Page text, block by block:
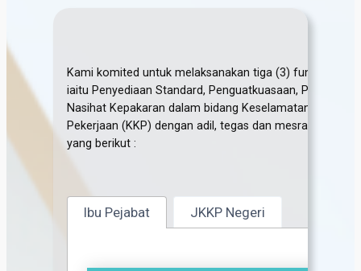
Kami komited untuk melaksanakan tiga (3) fungsi
iaitu Penyediaan Standard, Penguatkuasaan, Promosi
Nasihat Kepakaran dalam bidang Keselamatan dan
Pekerjaan (KKP) dengan adil, tegas dan mesra (3F)
yang berikut :
Ibu Pejabat JKKP Negeri